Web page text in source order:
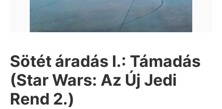
Sötét áradás I.: Támadás
(Star Wars: Az Új Jedi
Rend 2.)